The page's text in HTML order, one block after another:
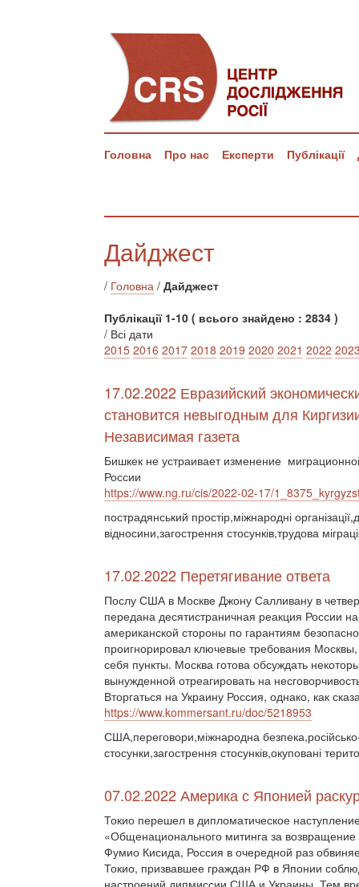
Головна Про нас Експерти Публікації
Дайджест
/ Головна / Дайджест
Публікації 1-10 ( всього знайдено : 2834 )
/ Всі дати
2015 2016 2017 2018 2019 2020 2021 2022
17.02.2022 Евразийский
становится невыгодным для
Независимая газета
Бишкек не устраивает изменение
России
https://www.ng.ru/cis/2022-02-17/
пострадянський простір,міжнародні
відносини,загострення стосунків,трудова
17.02.2022 Перетягивание ответа
Послу США в Москве Джону Салливану в
передана десятистраничная реакция России
американской стороны по гарантиям
проигнорировал ключевые требования
себя пункты. Москва готова обсуждать
вынужденной отреагировать на
Вторгаться на Украину Россия, однако, как
https://www.kommersant.ru/doc/5218953
США,переговори,міжнародна безпека,російсько-
стосунки,загострення стосунків,окуповані
07.02.2022 Америка с Японией
Токио перешел в дипломатическое
«Общенационального митинга за
Фумио Кисида, Россия в очередной раз
Токио, призвавшее граждан РФ в Японии
настроений дипмиссии США и Украины. Тем